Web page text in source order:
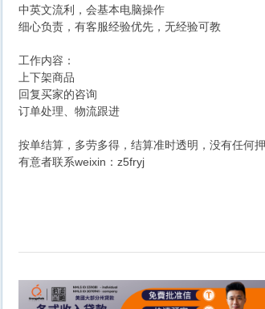
中英文流利，会基本电脑操作
细心负责，有客服经验优先，无经验可教
工作内容：
上下架商品
回复买家的咨询
订单处理、物流跟进
按单结算，多劳多得，结算准时透明，没有任何
有意者联系weixin：z5fryj